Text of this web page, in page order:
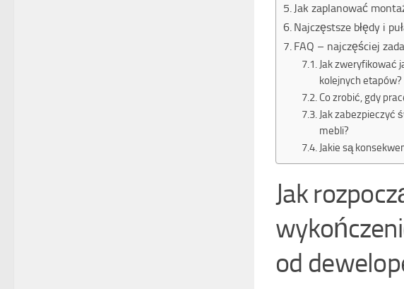
Jak zaplanować
Najczęstsze błędy i
FAQ – najczęściej
Jak zweryfikować
kolejnych etapów?
Co zrobić, gdy
Jak zabezpieczyć
mebli?
Jakie są
Jak
od